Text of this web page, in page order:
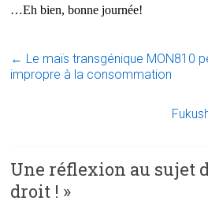
…Eh bien, bonne journée!
← Le maïs transgénique MON810
impropre à la consommation
Une réflexion au sujet
droit ! »